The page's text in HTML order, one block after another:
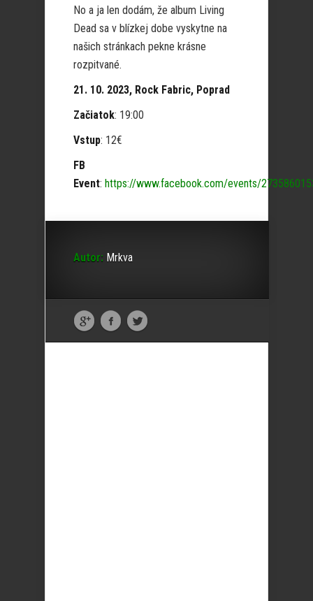
No a ja len dodám, že album Living
Dead sa v blízkej dobe vyskytne na
našich stránkach pekne krásne
rozpitvané.
21. 10. 2023, Rock Fabric, Poprad
Začiatok: 19:00
Vstup: 12€
FB
Event: https://www.facebook.com/events/
Autor: Mrkva